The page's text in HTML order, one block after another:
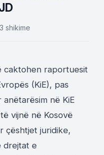
shikime
caktohen raportuesit
(KiE), pas
në KiE
vijnë në Kosovë
çështjet juridike,
drejtat e